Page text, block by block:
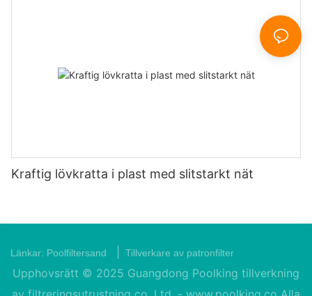
Kraftig lövkratta i plast med slitstarkt nät
Länkar: Poolfiltersand Tillverkare av patronfilter
Upphovsrätt © 2025 Guangdong Poolking tillverkning